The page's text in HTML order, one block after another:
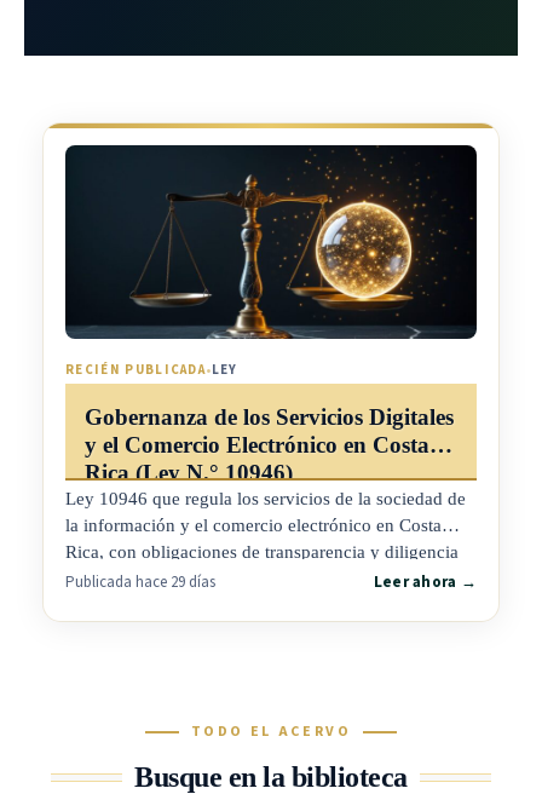
RECIÉN PUBLICADA•LEY
Gobernanza de los Servicios Digitales
y el Comercio Electrónico en Costa
Rica (Ley N.° 10946)
Ley 10946 que regula los servicios de la sociedad de
la información y el comercio electrónico en Costa
Rica, con obligaciones de transparencia y diligencia
debida para las plataformas en línea y protección
Publicada hace 29 días Leer ahora →
TODO EL ACERVO
Busque en la biblioteca